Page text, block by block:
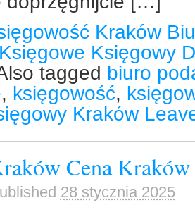
Kraków
Księgowy
tagged biuro
, księgowość,
Kraków
Cena
28 stycznia 2025